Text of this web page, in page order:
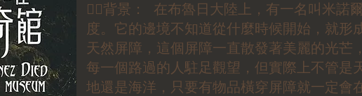
✍🏼背景： 在布魯日大陸上，有一名叫米諾
度。它的邊境不知道從什麼時候開始，就形
天然屏障，這個屏障一直散發著美麗的光芒
每一個路過的人駐足觀望，但實際上不管是
地還是海洋，只要有物品橫穿屏障就一定會